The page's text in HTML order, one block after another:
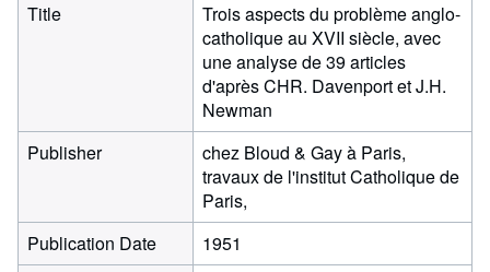
Title
Trois aspects du problème anglo-
catholique au XVII siècle, avec
une analyse de 39 articles
d'après CHR. Davenport et J.H.
Newman
Publisher
chez Bloud & Gay à Paris,
travaux de l'institut Catholique de
Paris,
Publication Date
1951